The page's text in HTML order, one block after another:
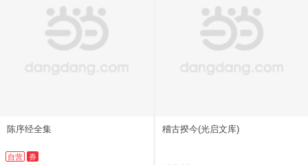
陈序经全集
自营 券
稽古揆今(光启文库)